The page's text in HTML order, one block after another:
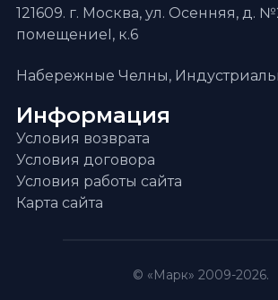
Информация
Условия возврата
Условия договора
Условия работы сайта
Карта сайта
121609. г. Москва, ул. Осенняя, д.
помещениеI, к.6
Набережные Челны,
© «Марк» 2009-2026.